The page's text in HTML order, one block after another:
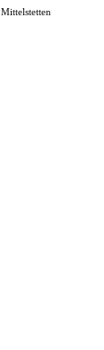
Mittelstetten